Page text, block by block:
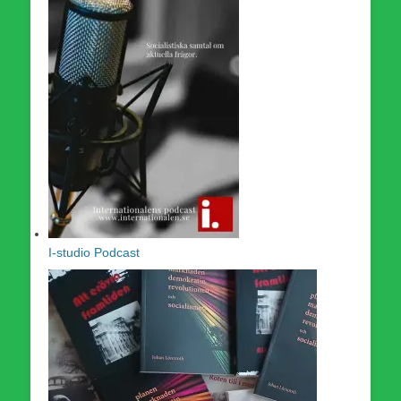
I-studio Podcast